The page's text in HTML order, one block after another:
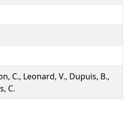
C., Leonard, V., Dupuis, B.,
C.